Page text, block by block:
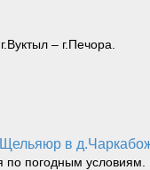
– г.Печора.
в
по погодным